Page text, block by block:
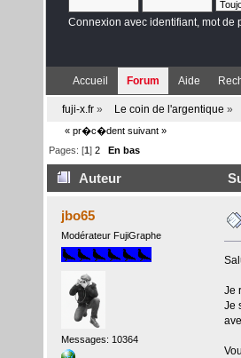
Connexion avec identifiant, mot
Accueil Forum Aide
fuji-x.fr » Le coin de l'argentique »
« pr�c�dent suivant »
Pages: [1]2 En bas
Auteur
jbo65
Modérateur FujiGraphe
Messages: 10364
Je
Je